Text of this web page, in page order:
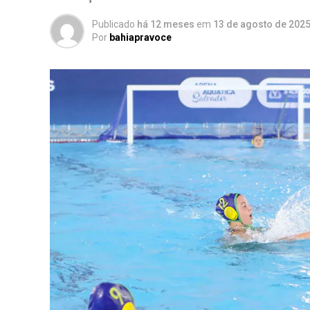
Publicado há 12 meses em 13 de agosto de 2025
Por bahiapravoce